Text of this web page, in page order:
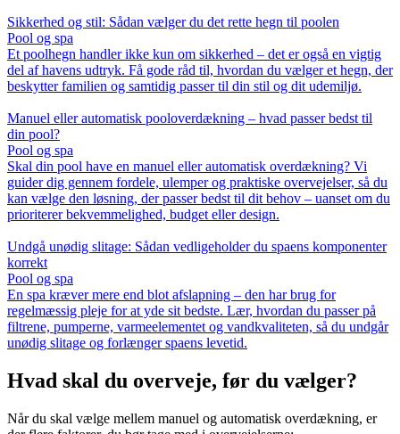
Sikkerhed og stil: Sådan vælger du det rette hegn til poolen
Pool og spa
Et poolhegn handler ikke kun om sikkerhed – det er også en vigtig
del af havens udtryk. Få gode råd til, hvordan du vælger et hegn, der
beskytter familien og samtidig passer til din stil og dit udemiljø.
Manuel eller automatisk pooloverdækning – hvad passer bedst til
din pool?
Pool og spa
Skal din pool have en manuel eller automatisk overdækning? Vi
guider dig gennem fordele, ulemper og praktiske overvejelser, så du
kan vælge den løsning, der passer bedst til dit behov – uanset om du
prioriterer bekvemmelighed, budget eller design.
Undgå unødig slitage: Sådan vedligeholder du spaens komponenter
korrekt
Pool og spa
En spa kræver mere end blot afslapning – den har brug for
regelmæssig pleje for at yde sit bedste. Lær, hvordan du passer på
filtrene, pumperne, varmeelementet og vandkvaliteten, så du undgår
unødig slitage og forlænger spaens levetid.
Hvad skal du overveje, før du vælger?
Når du skal vælge mellem manuel og automatisk overdækning, er